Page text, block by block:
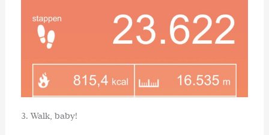
3. Walk, baby!